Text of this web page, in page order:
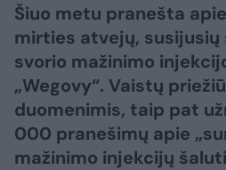
Šiuo metu pranešta
mirties atvejų, susijusių
svorio mažinimo
„Wegovy“. Vaistų
duomenimis, taip pat
000 pranešimų apie
mažinimo injekcijų